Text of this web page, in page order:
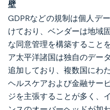
壁
GDPRなどの規制は個人デ
けており、ベンダーは地域
な同意管理を構築すること
ア太平洋諸国は独自のデー
追加しており、複数国にわ
ヘルスケアおよび金融サー
ジを主張することが多く、